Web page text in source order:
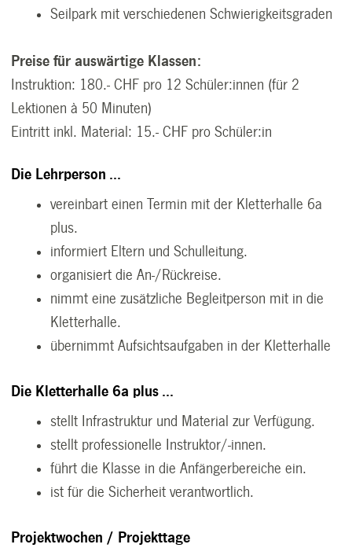
Seilpark mit verschiedenen Schwierigkeitsgraden
Preise für auswärtige Klassen:
Instruktion: 180.- CHF pro 12 Schüler:innen (für 2
Lektionen à 50 Minuten)
Eintritt inkl. Material: 15.- CHF pro Schüler:in
Die Lehrperson ...
vereinbart einen Termin mit der Kletterhalle 6a
plus.
informiert Eltern und Schulleitung.
organisiert die An-/Rückreise.
nimmt eine zusätzliche Begleitperson mit in die
Kletterhalle.
übernimmt Aufsichtsaufgaben in der Kletterhalle
Die Kletterhalle 6a plus ...
stellt Infrastruktur und Material zur Verfügung.
stellt professionelle Instruktor/-innen.
führt die Klasse in die Anfängerbereiche ein.
ist für die Sicherheit verantwortlich.
Projektwochen / Projekttage